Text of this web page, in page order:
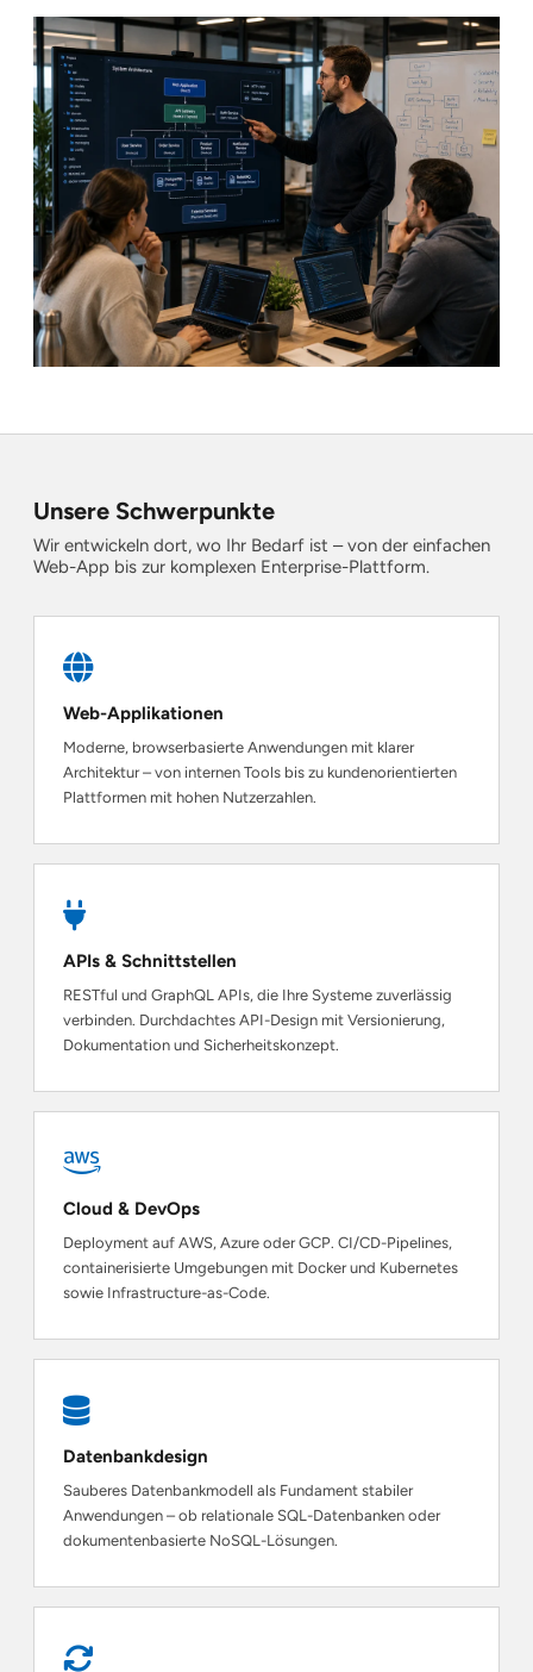
Unsere Schwerpunkte
Wir entwickeln dort, wo Ihr Bedarf ist – von der einfachen
Web-App bis zur komplexen Enterprise-Plattform.
Web-Applikationen
Moderne, browserbasierte Anwendungen mit klarer
Architektur – von internen Tools bis zu kundenorientierten
Plattformen mit hohen Nutzerzahlen.
APIs & Schnittstellen
RESTful und GraphQL APIs, die Ihre Systeme zuverlässig
verbinden. Durchdachtes API-Design mit Versionierung,
Dokumentation und Sicherheitskonzept.
Cloud & DevOps
Deployment auf AWS, Azure oder GCP. CI/CD-Pipelines,
containerisierte Umgebungen mit Docker und Kubernetes
sowie Infrastructure-as-Code.
Datenbankdesign
Sauberes Datenbankmodell als Fundament stabiler
Anwendungen – ob relationale SQL-Datenbanken oder
dokumentenbasierte NoSQL-Lösungen.